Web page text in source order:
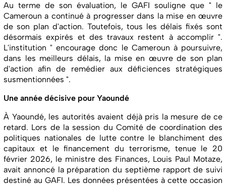
Au terme de son évaluation, le GAFI souligne que " le
Cameroun a continué à progresser dans la mise en œuvre
de son plan d'action. Toutefois, tous les délais fixés sont
désormais expirés et des travaux restent à accomplir ".
L'institution " encourage donc le Cameroun à poursuivre,
dans les meilleurs délais, la mise en œuvre de son plan
d'action afin de remédier aux déficiences stratégiques
susmentionnées ".
Une année décisive pour Yaoundé
À Yaoundé, les autorités avaient déjà pris la mesure de ce
retard. Lors de la session du Comité de coordination des
politiques nationales de lutte contre le blanchiment des
capitaux et le financement du terrorisme, tenue le 20
février 2026, le ministre des Finances, Louis Paul Motaze,
avait annoncé la préparation du septième rapport de suivi
destiné au GAFI. Les données présentées à cette occasion